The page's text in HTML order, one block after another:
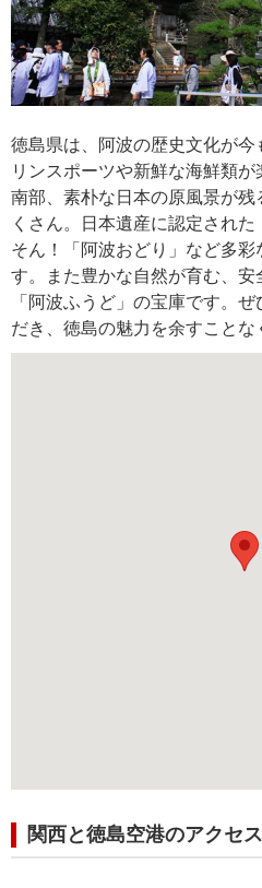
徳島県は、阿波の歴史文化が
リンスポーツや新鮮な海鮮類
南部、素朴な日本の原風景が
くさん。日本遺産に認定され
そん！「阿波おどり」など多彩
す。また豊かな自然が育む、
「阿波ふうど」の宝庫です。
だき、徳島の魅力を余すことな
関西と徳島空港のアクセス